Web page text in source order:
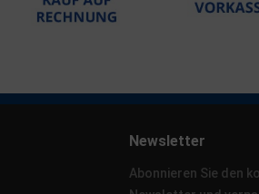
Newsletter
Abonnieren Sie den